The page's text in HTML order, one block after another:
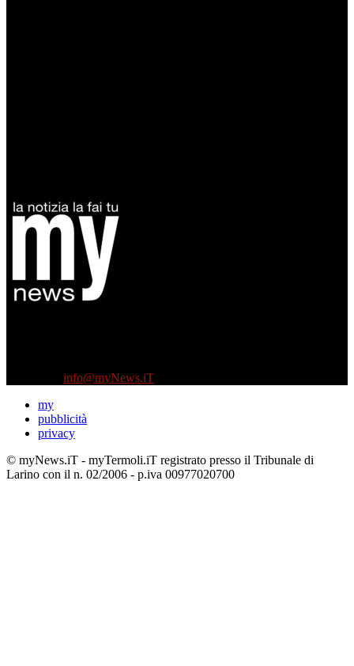
info@myNews.iT
my
pubblicità
privacy
© myNews.iT - myTermoli.iT registrato presso il Tribunale di
Larino con il n. 02/2006 - p.iva 00977020700